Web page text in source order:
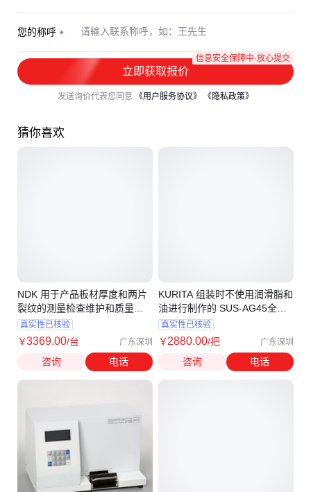
您的称呼
立即获取报价
信息安全保障中·放心提交
发送询价代表您同意 《用户服务协议》 《隐私政策》
猜你喜欢
NDK 用于产品板材厚度和两片
裂纹的测量检查维护和质量控
制 UDM-750
真实性已核验
￥3369.00/台 广东深圳
咨询 电话
KURITA 组装时不使用润滑脂和
油进行制作的 SUS-AG45全不
锈钢喷枪
真实性已核验
￥2880.00/把 广东深圳
咨询 电话